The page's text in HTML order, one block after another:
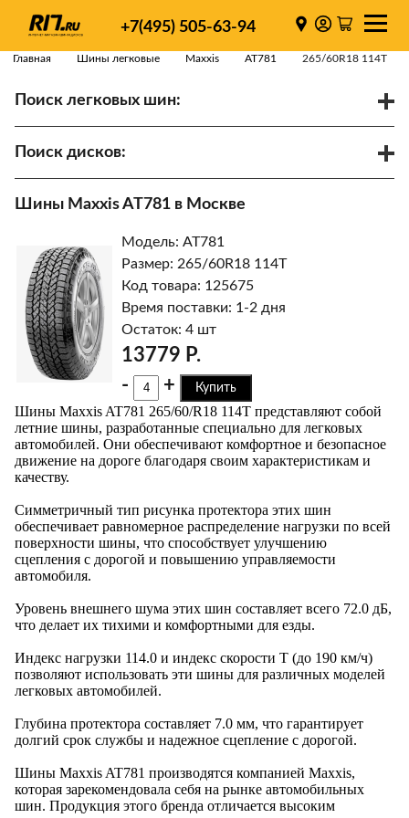
+7(495) 505-63-94
Главная Шины легковые Maxxis AT781 265/60R18 114T
Поиск легковых шин:
Поиск дисков:
Найти
Шины Maxxis AT781 в Москве
Модель: AT781
Размер: 265/60R18 114T
Код товара: 125675
Время поставки: 1-2 дня
Остаток: 4 шт
13779 Р.
-
+ Купить
Шины Maxxis AT781 265/60/R18 114T представляют собой
летние шины, разработанные специально для легковых
автомобилей. Они обеспечивают комфортное и безопасное
движение на дороге благодаря своим характеристикам и
качеству.
Симметричный тип рисунка протектора этих шин
обеспечивает равномерное распределение нагрузки по всей
поверхности шины, что способствует улучшению
сцепления с дорогой и повышению управляемости
автомобиля.
Уровень внешнего шума этих шин составляет всего 72.0 дБ,
что делает их тихими и комфортными для езды.
Индекс нагрузки 114.0 и индекс скорости T (до 190 км/ч)
позволяют использовать эти шины для различных моделей
легковых автомобилей.
Глубина протектора составляет 7.0 мм, что гарантирует
долгий срок службы и надежное сцепление с дорогой.
Шины Maxxis AT781 производятся компанией Maxxis,
которая зарекомендовала себя на рынке автомобильных
шин. Продукция этого бренда отличается высоким